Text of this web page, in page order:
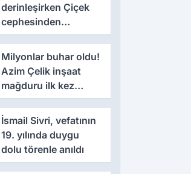
derinleşirken Çiçek
cephesinden
'montaj' savunması
Milyonlar buhar oldu!
Azim Çelik inşaat
mağduru ilk kez
konuştu
İsmail Sivri, vefatının
19. yılında duygu
dolu törenle anıldı